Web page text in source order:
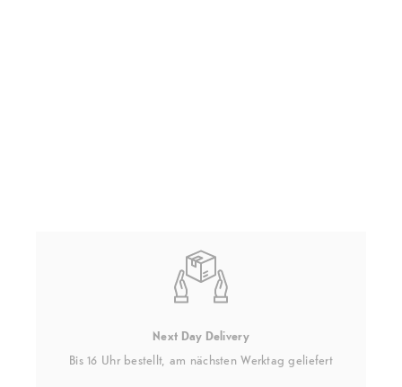
Next Day Delivery
Bis 16 Uhr bestellt, am nächsten Werktag geliefert